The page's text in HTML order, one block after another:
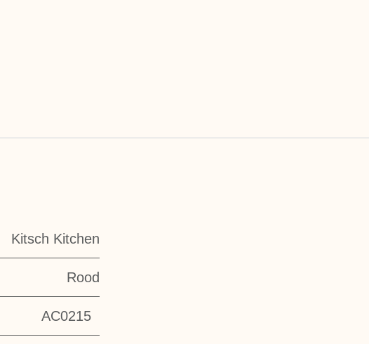
Kitsch Kitchen
Rood
AC0215